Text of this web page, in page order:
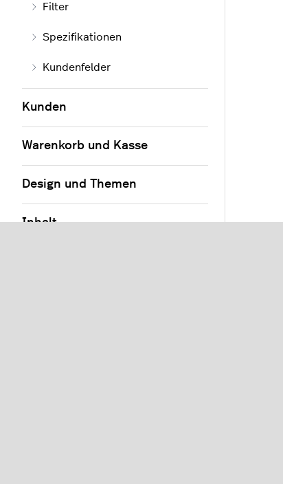
Filter
Spezifikationen
Kundenfelder
Kunden
Warenkorb und Kasse
Design und Themen
Inhalt